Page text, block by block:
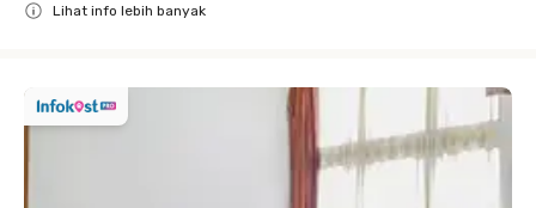
Lihat info lebih banyak